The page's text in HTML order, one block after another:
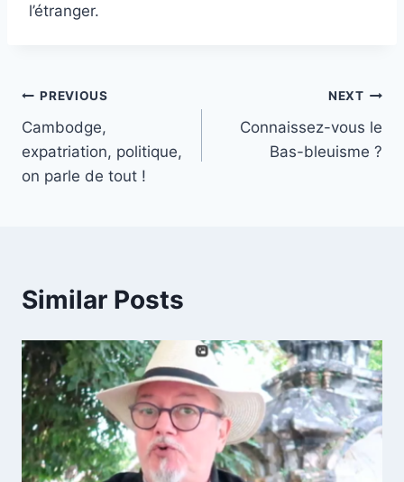
l’étranger.
Post
navigation
PREVIOUS
Cambodge,
expatriation, politique,
on parle de tout !
NEXT
Connaissez-vous le
Bas-bleuisme ?
Similar Posts